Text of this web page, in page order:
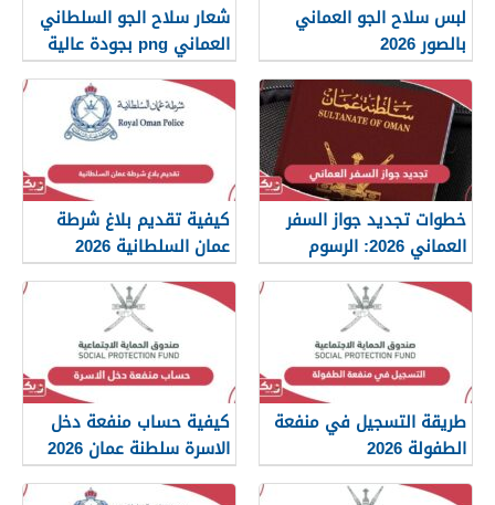
لبس سلاح الجو العماني
بالصور 2026
شعار سلاح الجو السلطاني
العماني png بجودة عالية
2026
خطوات تجديد جواز السفر
العماني 2026: الرسوم
والمستندات المطلوبة
كيفية تقديم بلاغ شرطة
عمان السلطانية 2026
طريقة التسجيل في منفعة
الطفولة 2026
كيفية حساب منفعة دخل
الاسرة سلطنة عمان 2026